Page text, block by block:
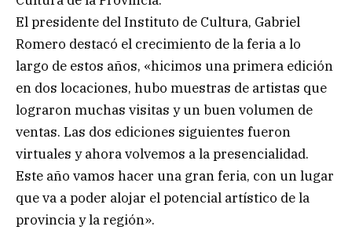
El presidente del Instituto de Cultura, Gabriel
Romero destacó el crecimiento de la feria a lo
largo de estos años, «hicimos una primera edición
en dos locaciones, hubo muestras de artistas que
lograron muchas visitas y un buen volumen de
ventas. Las dos ediciones siguientes fueron
virtuales y ahora volvemos a la presencialidad.
Este año vamos hacer una gran feria, con un lugar
que va a poder alojar el potencial artístico de la
provincia y la región».